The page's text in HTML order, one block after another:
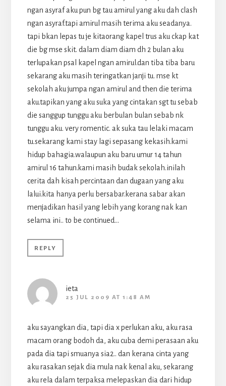
ngan asyraf aku pun bg tau amirul yang aku dah clash
ngan asyraf.tapi amirul masih terima aku seadanya.
tapi bkan lepas tu je kitaorang kapel trus aku ckap kat
die bg mse skit. dalam diam diam dh 2 bulan aku
terlupakan psal kapel ngan amirul.dan tiba tiba baru
sekarang aku masih teringatkan janji tu. mse kt
sekolah aku jumpa ngan amirul and then die terima
aku.tapikan yang aku suka yang cintakan sgt tu sebab
die sanggup tunggu aku berbulan bulan sebab nk
tunggu aku. very romentic. ak suka tau lelaki macam
tu.sekarang kami stay lagi sepasang kekasih.kami
hidup bahagia.walaupun aku baru umur 14 tahun
amirul 16 tahun.kami masih budak sekolah.inilah
cerita dah kisah percintaan dan dugaan yang aku
lalui.kita hanya perlu bersabar.kerana sabar akan
menjadikan hasil yang lebih yang korang nak kan
selama ini.. to be continued…
REPLY
ieta
25 JUL 2009 AT 1:48 AM
aku sayangkan dia, tapi dia x perlukan aku, aku rasa
macam orang bodoh da, aku cuba demi perasaan aku
pada dia tapi smuanya sia2.. dan kerana cinta yang
aku rasakan sejak dia mula nak kenal aku, sekarang
aku rela dalam terpaksa melepaskan dia dari hidup